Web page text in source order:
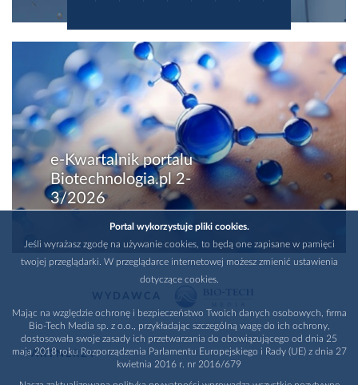
e-Kwartalnik portalu
Biotechnologia.pl 2-
3/2026
PARTNERZY
Portal wykorzystuje pliki cookies.
Jeśli wyrażasz zgodę na używanie cookies, to będą one zapisane w pamięci
twojej przeglądarki. W przeglądarce internetowej możesz zmienić ustawienia
dotyczące cookies.
Mając na względzie ochronę i bezpieczeństwo Twoich danych osobowych, firma
Bio-Tech Media sp. z o.o., przykładając szczególną wagę do ich ochrony,
dostosowała swoje zasady ich przetwarzania do obowiązującego od dnia 25
maja 2018 roku Rozporządzenia Parlamentu Europejskiego i Rady (UE) z dnia 27
kwietnia 2016 r. nr 2016/679